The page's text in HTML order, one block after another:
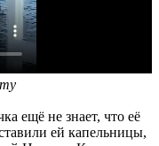
ещё не знает, что её
ей капельницы,